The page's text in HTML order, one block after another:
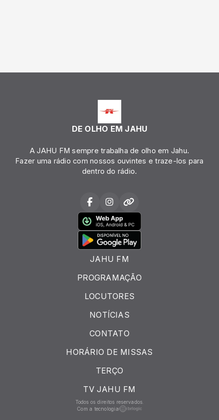
DE OLHO EM JAHU
A JAHU FM sempre trabalha de olho em Jahu.
Fazer uma rádio com nossos ouvintes e traze-los para
dentro do rádio.
JAHU FM
PROGRAMAÇÃO
LOCUTORES
NOTÍCIAS
CONTATO
HORÁRIO DE MISSAS
TERÇO
TV JAHU FM
Todos os direitos reservados.
Com a tecnologia